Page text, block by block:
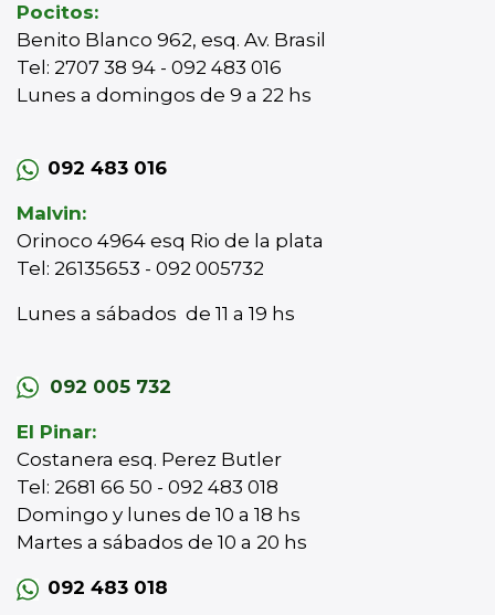
Pocitos:
Benito Blanco 962, esq. Av. Brasil
Tel: 2707 38 94 - 092 483 016
Lunes a domingos de 9 a 22 hs
092 483 016
Malvin:
Orinoco 4964 esq Rio de la plata
Tel: 26135653 - 092 005732
Lunes a sábados de 11 a 19 hs
092 005 732
El Pinar:
Costanera esq. Perez Butler
Tel: 2681 66 50 - 092 483 018
Domingo y lunes de 10 a 18 hs
Martes a sábados de 10 a 20 hs
092 483 018